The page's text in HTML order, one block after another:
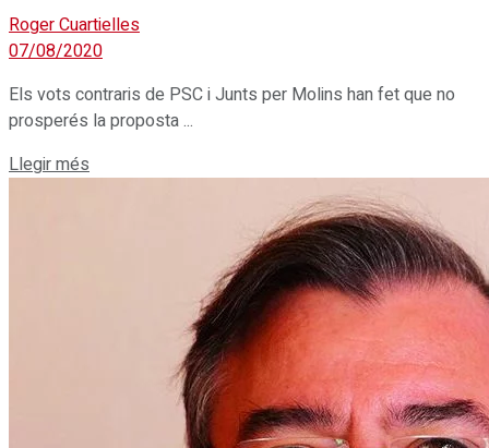
Roger Cuartielles
07/08/2020
Els vots contraris de PSC i Junts per Molins han fet que no
prosperés la proposta ...
Llegir més